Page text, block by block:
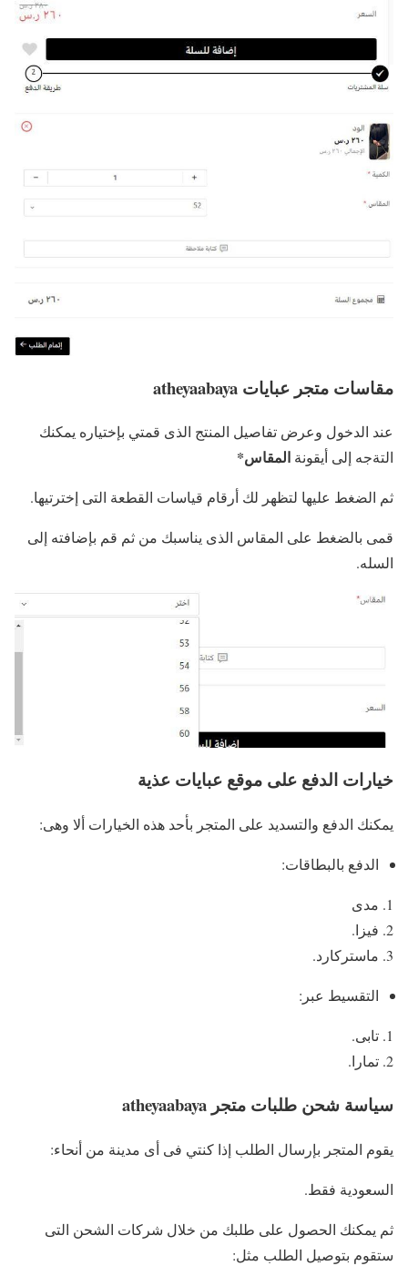
مقاسات متجر عبايات atheyaabaya
عند الدخول وعرض تفاصيل المنتج الذى قمتي بإختياره يمكنك
التةجه إلى أيقونة المقاس*
ثم الضغط عليها لتظهر لك أرقام قياسات القطعة التى إخترتيها.
قمى بالضغط على المقاس الذى يناسبك من ثم قم بإضافته إلى
السله.
خيارات الدفع على موقع عبايات عذية
يمكنك الدفع والتسديد على المتجر بأحد هذه الخيارات ألا وهى:
الدفع بالبطاقات:
مدى
فيزا.
ماستركارد.
التقسيط عبر:
تابى.
تمارا.
سياسة شحن طلبات متجر atheyaabaya
يقوم المتجر بإرسال الطلب إذا كنتي فى أى مدينة من أنحاء:
السعودية فقط.
ثم يمكنك الحصول على طلبك من خلال شركات الشحن التى
ستقوم بتوصيل الطلب مثل: